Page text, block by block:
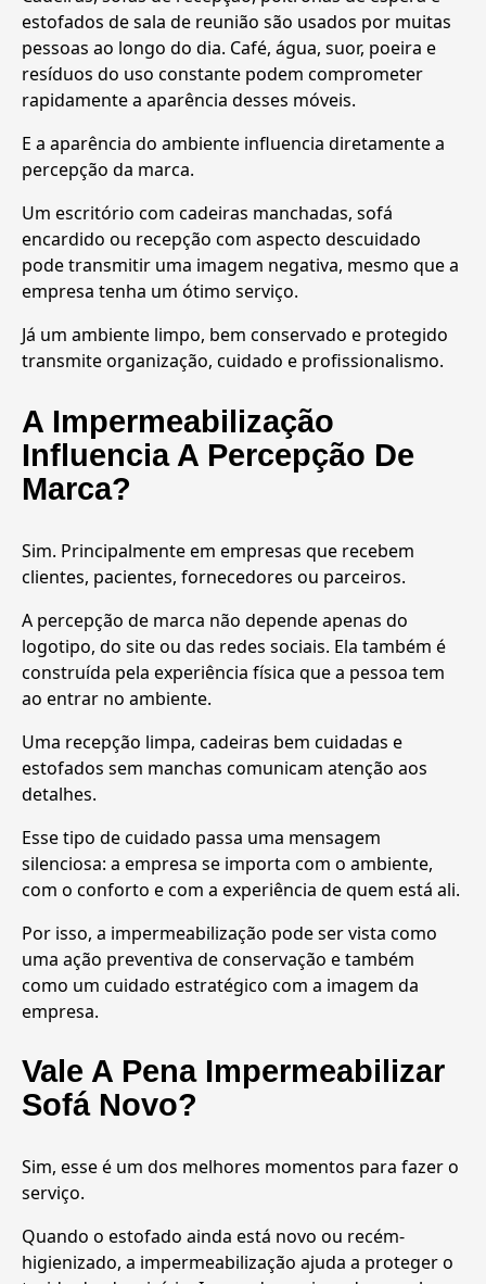
estofados de sala de reunião são usados por muitas
pessoas ao longo do dia. Café, água, suor, poeira e
resíduos do uso constante podem comprometer
rapidamente a aparência desses móveis.
E a aparência do ambiente influencia diretamente a
percepção da marca.
Um escritório com cadeiras manchadas, sofá
encardido ou recepção com aspecto descuidado
pode transmitir uma imagem negativa, mesmo que a
empresa tenha um ótimo serviço.
Já um ambiente limpo, bem conservado e protegido
transmite organização, cuidado e profissionalismo.
A Impermeabilização
Influencia A Percepção De
Marca?
Sim. Principalmente em empresas que recebem
clientes, pacientes, fornecedores ou parceiros.
A percepção de marca não depende apenas do
logotipo, do site ou das redes sociais. Ela também é
construída pela experiência física que a pessoa tem
ao entrar no ambiente.
Uma recepção limpa, cadeiras bem cuidadas e
estofados sem manchas comunicam atenção aos
detalhes.
Esse tipo de cuidado passa uma mensagem
silenciosa: a empresa se importa com o ambiente,
com o conforto e com a experiência de quem está ali.
Por isso, a impermeabilização pode ser vista como
uma ação preventiva de conservação e também
como um cuidado estratégico com a imagem da
empresa.
Vale A Pena Impermeabilizar
Sofá Novo?
Sim, esse é um dos melhores momentos para fazer o
serviço.
Quando o estofado ainda está novo ou recém-
higienizado, a impermeabilização ajuda a proteger o